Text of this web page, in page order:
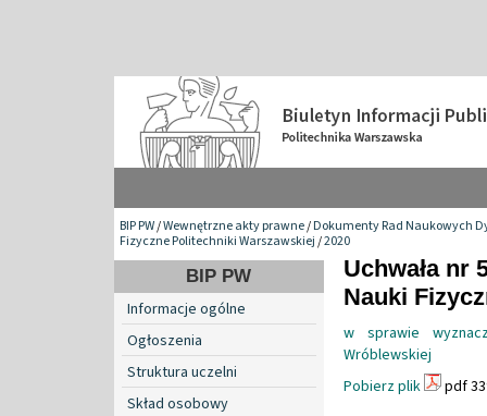
BIP PW/Wewnętrzne akty prawne/Dokumenty Rad Naukowych
Fizyczne Politechniki Warszawskiej/2020
BIP PW
Informacje ogólne
Ogłoszenia
Struktura uczelni
Skład osobowy
Uchwała nr
Nauki
w sprawie
Wróblewskiej
Pobierz plik
pdf